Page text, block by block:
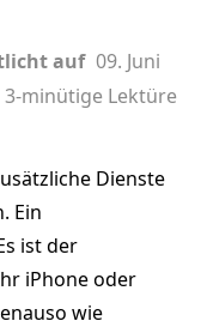
auf 09. Juni
3-minütige Lektüre
Dienste
Ein
ist der
iPhone oder
wie